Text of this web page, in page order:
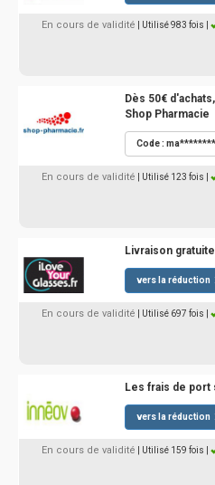
En cours de validité | Utilisé 983 fois
Dès 50€
Shop Pharmacie
Code :
En cours de validité | Utilisé 123 fois
Livraison
vers la réduction
En cours de validité | Utilisé 697 fois
Les frais de
vers la réduction
En cours de validité | Utilisé 159 fois